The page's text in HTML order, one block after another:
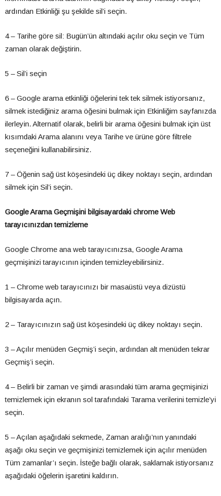
ardından Etkinliği şu şekilde sil’i seçin.
4 – Tarihe göre sil: Bugün’ün altındaki açılır oku seçin ve Tüm
zaman olarak değiştirin.
5 – Sil’i seçin
6 – Google arama etkinliği öğelerini tek tek silmek istiyorsanız,
silmek istediğiniz arama öğesini bulmak için Etkinliğim sayfanızda
ilerleyin. Alternatif olarak, belirli bir arama öğesini bulmak için üst
kısımdaki Arama alanını veya Tarihe ve ürüne göre filtrele
seçeneğini kullanabilirsiniz.
7 – Öğenin sağ üst köşesindeki üç dikey noktayı seçin, ardından
silmek için Sil’i seçin.
Google Arama Geçmişini bilgisayardaki chrome Web
tarayıcınızdan temizleme
Google Chrome ana web tarayıcınızsa, Google Arama
geçmişinizi tarayıcının içinden temizleyebilirsiniz.
1 – Chrome web tarayıcınızı bir masaüstü veya dizüstü
bilgisayarda açın.
2 – Tarayıcınızın sağ üst köşesindeki üç dikey noktayı seçin.
3 – Açılır menüden Geçmiş’i seçin, ardından alt menüden tekrar
Geçmiş’i seçin.
4 – Belirli bir zaman ve şimdi arasındaki tüm arama geçmişinizi
temizlemek için ekranın sol tarafındaki Tarama verilerini temizle’yi
seçin.
5 – Açılan aşağıdaki sekmede, Zaman aralığı’nın yanındaki
aşağı oku seçin ve geçmişinizi temizlemek için açılır menüden
Tüm zamanlar’ı seçin. İsteğe bağlı olarak, saklamak istiyorsanız
aşağıdaki öğelerin işaretini kaldırın.